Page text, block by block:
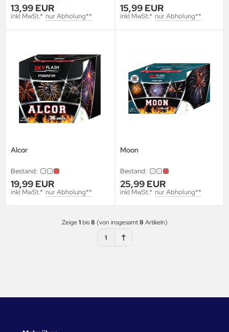
13,99 EUR
inkl MwSt.* nur Abholung**
15,99 EUR
inkl MwSt.* nur Abholung**
Alcor
Bestand:
19,99 EUR
inkl MwSt.* nur Abholung**
Moon
Bestand:
25,99 EUR
inkl MwSt.* nur Abholung**
Zeige1bis8 (von insgesamt8 Artikeln)
1